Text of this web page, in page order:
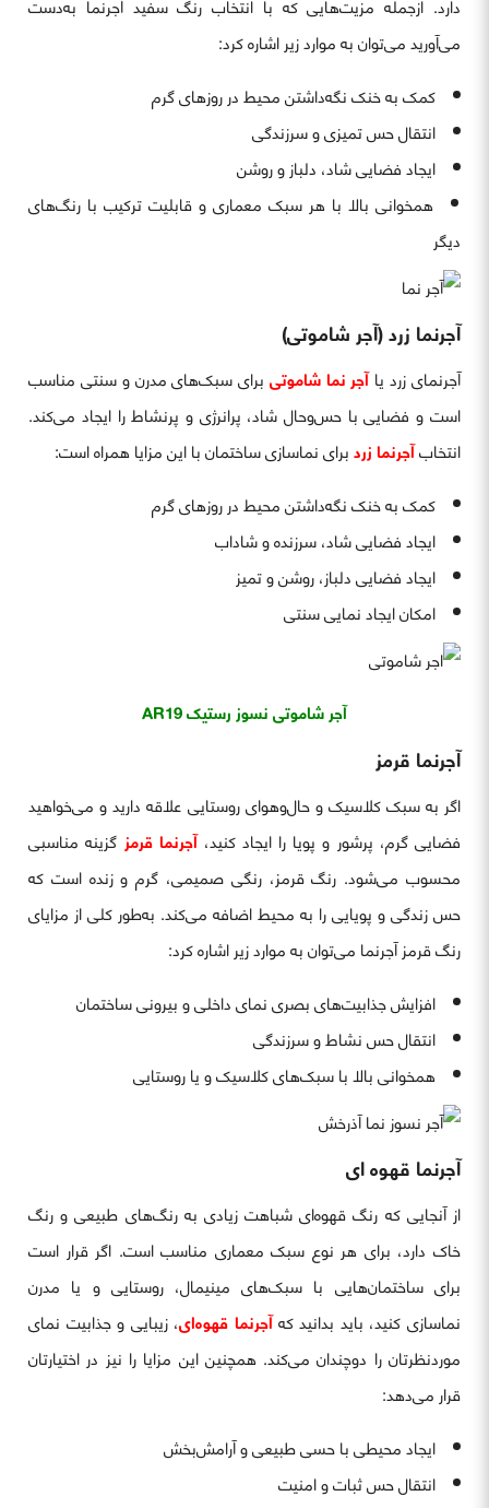
دارد. ازجمله مزیت‌هایی که با انتخاب رنگ سفید آجرنما به‌دست
می‌آورید می‌توان به موارد زیر اشاره کرد:
کمک به خنک نگه‌داشتن محیط در روزهای گرم
انتقال حس تمیزی و سرزندگی
ایجاد فضایی شاد، دلباز و روشن
همخوانی بالا با هر سبک معماری و قابلیت ترکیب با رنگ‌های
دیگر
آجرنما زرد (آجر شاموتی)
آجرنمای زرد یاآجر نما شاموتیبرای سبک‌های مدرن و سنتی مناسب
است و فضایی با حس‌وحال شاد، پرانرژی و پرنشاط را ایجاد می‌کند.
انتخابآجرنما زردبرای نماسازی ساختمان با این مزایا همراه است:
کمک به خنک نگه‌داشتن محیط در روزهای گرم
ایجاد فضایی شاد، سرزنده و شاداب
ایجاد فضایی دلباز، روشن و تمیز
امکان ایجاد نمایی سنتی
آجر شاموتی نسوز رستیک AR19
آجرنما قرمز
اگر به سبک کلاسیک و حال‌وهوای روستایی علاقه دارید و می‌خواهید
فضایی گرم، پرشور و پویا را ایجاد کنید،آجرنما قرمز گزینه مناسبی
محسوب می‌شود. رنگ قرمز، رنگی صمیمی، گرم و زنده است که
حس زندگی و پویایی را به محیط اضافه می‌کند. به‌طور کلی از مزایای
رنگ قرمز آجرنما می‌توان به موارد زیر اشاره کرد:
افزایش جذابیت‌های بصری نمای داخلی و بیرونی ساختمان
انتقال حس نشاط و سرزندگی
همخوانی بالا با سبک‌های کلاسیک و یا روستایی
آجرنما قهوه‌ ای
از آنجایی که رنگ قهوه‌ای شباهت زیادی به رنگ‌های طبیعی و رنگ
خاک دارد، برای هر نوع سبک معماری مناسب است. اگر قرار است
برای ساختمان‌هایی با سبک‌های مینیمال، روستایی و یا مدرن
نماسازی کنید، باید بدانید کهآجرنما قهوه‌ای، زیبایی و جذابیت نمای
موردنظرتان را دوچندان می‌کند. همچنین این مزایا را نیز در اختیارتان
قرار می‌دهد:
ایجاد محیطی با حسی طبیعی و آرامش‌بخش
انتقال حس ثبات و امنیت